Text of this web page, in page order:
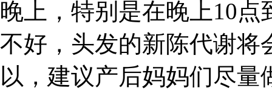
晚上，特别是在晚上10
不好，头发的新陈代谢将
以，建议产后妈妈们尽